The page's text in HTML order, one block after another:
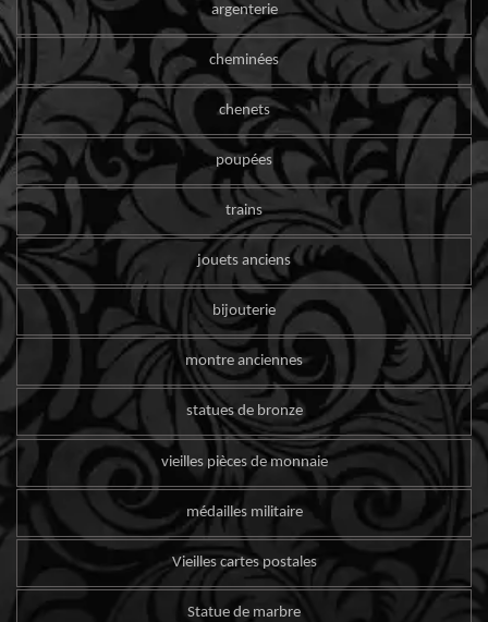
argenterie
cheminées
chenets
poupées
trains
jouets anciens
bijouterie
montre anciennes
statues de bronze
vieilles pièces de monnaie
médailles militaire
Vieilles cartes postales
Statue de marbre